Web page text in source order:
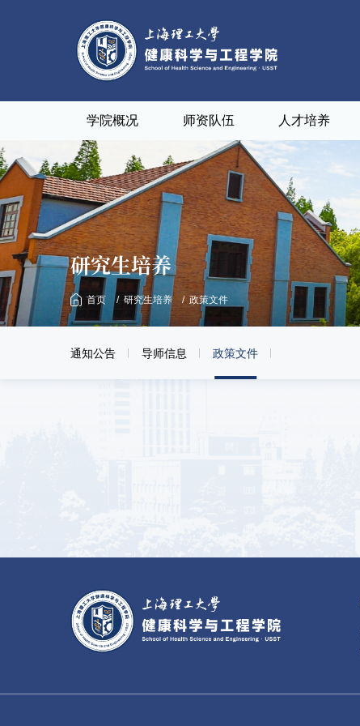
学院概况 师资队伍 人才培养
研究生培养
首页 研究生培养 政策文件
通知公告 导师信息 政策文件